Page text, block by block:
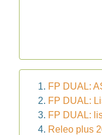
FP DUAL:
FP DUAL:
FP DUAL:
Releo plus